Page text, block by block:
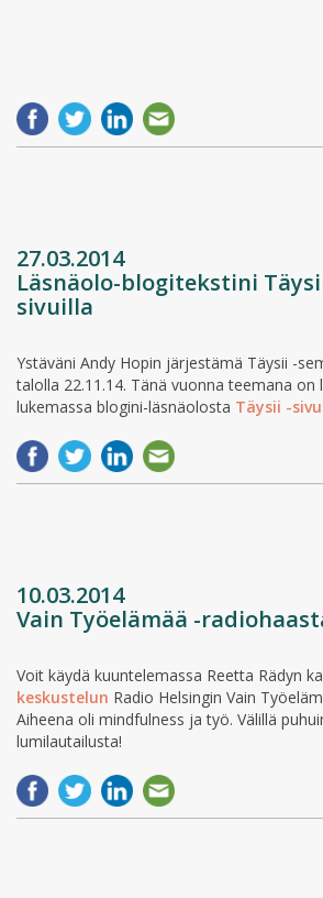
27.03.2014
Läsnäolo-blogitekstini
sivuilla
Ystäväni Andy Hopin järjestämä Täysii -
talolla 22.11.14. Tänä vuonna teemana on
lukemassa blogini-läsnäolosta Täysii -
10.03.2014
Vain Työelämää -
Voit käydä kuuntelemassa Reetta Rädyn
keskustelun Radio Helsingin Vain
Aiheena oli mindfulness ja työ. Välillä
lumilautailusta!